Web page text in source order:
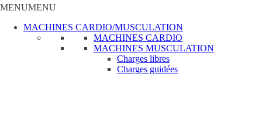
MENUMENU
MACHINES CARDIO/MUSCULATION
MACHINES CARDIO
MACHINES MUSCULATION
Charges libres
Charges guidées